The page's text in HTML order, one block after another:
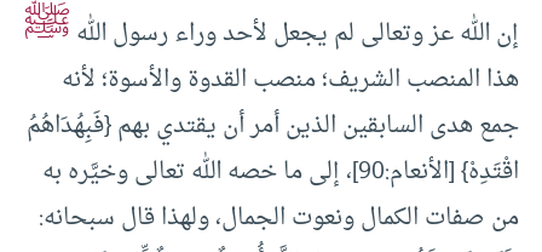
إن الله عز وتعالى لم يجعل لأحد وراء رسول اللهﷺ
هذا المنصب الشريف؛ منصب القدوة والأسوة؛ لأنه
جمع هدى السابقين الذين أمر أن يقتدي بهم {فَبِهُدَاهُمُ
اقْتَدِهْ} [الأنعام:90]، إلى ما خصه الله تعالى وخيَّره به
من صفات الكمال ونعوت الجمال، ولهذا قال سبحانه: